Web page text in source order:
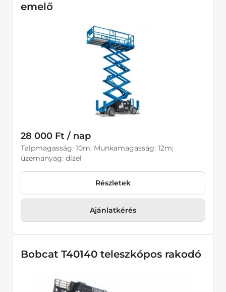
emelő
28 000 Ft / nap
Talpmagasság: 10m; Munkamagasság: 12m;
üzemanyag: dízel
Részletek
Ajánlatkérés
Bobcat T40140 teleszkópos rakodó